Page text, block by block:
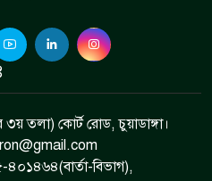
তলা) কোর্ট রোড, চুয়াডাঙ্গা।
বিভাগ),